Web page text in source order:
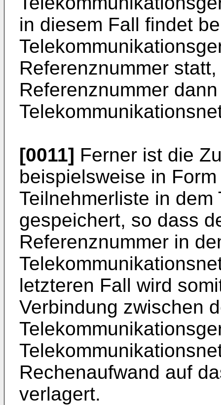
in diesem Fall findet
Referenznummer
Referenznummer
[0011] Ferner ist die
beispielsweise in
Teilnehmerliste in
gespeichert, so dass
Referenznummer in
letzteren Fall wird
Verbindung zwischen
Rechenaufwand auf
verlagert.